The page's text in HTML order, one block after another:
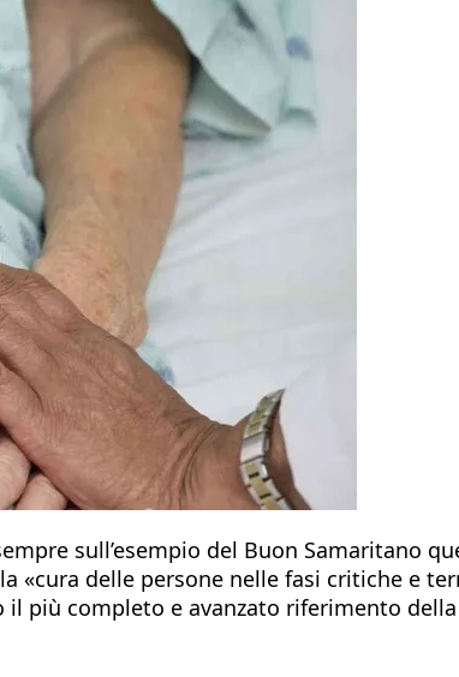
sull’esempio del Buon Samaritano
«cura delle persone nelle fasi critiche e
più completo e avanzato riferimento